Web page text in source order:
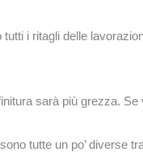
i ritagli delle
sarà più grezza.
tutte un po’ diverse